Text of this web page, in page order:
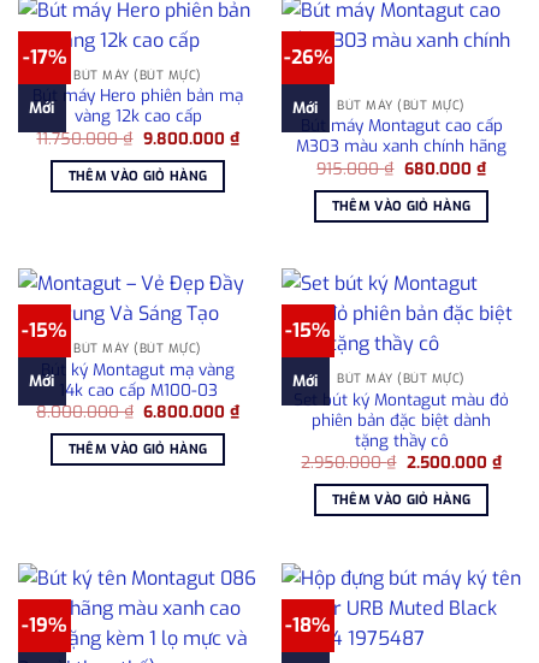
-17%
Mới
BÚT MÁY (BÚT MỰC)
Bút máy Hero phiên bản mạ
vàng 12k cao cấp
11.750.000₫ Giá
là:
11.750.000 ₫.
9.800.000 ₫Giá
hiện
9.800.000 ₫.
THÊM VÀO GIỎ HÀNG
-26%
Mới BÚT MÁY (BÚT MỰC)
Bút máy Montagut cao cấp
M303 màu xanh chính hãng
915.000₫ Giá
là:
915.000 ₫.
680.000 ₫Giá
hiện
tại
THÊM VÀO GIỎ HÀNG
-15%
Mới
BÚT MÁY (BÚT MỰC)
Bút ký Montagut mạ vàng
14k cao cấp M100-03
8.000.000₫ Giá
là:
8.000.000 ₫.
6.800.000₫Giá
hiện
6.800.000 ₫.
THÊM VÀO GIỎ HÀNG
-15%
Mới BÚT MÁY (BÚT MỰC)
Set bút ký Montagut màu đỏ
phiên bản đặc biệt dành
tặng thầy cô
2.950.000₫ Giá
là:
2.950.000 ₫.
2.500.000 ₫Giá
hiện
THÊM VÀO GIỎ HÀNG
-19% -18%